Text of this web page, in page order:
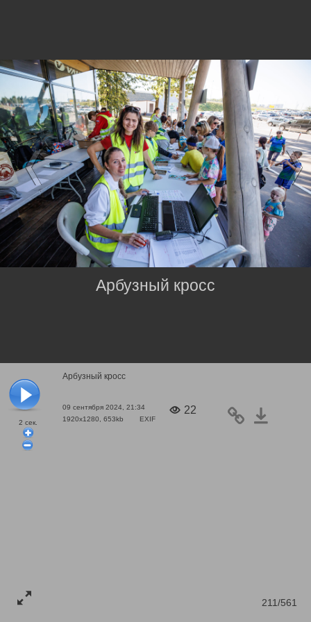
2 сек.
Арбузный кросс
09 сентября 2024, 21:34
1920x1280, 653kb
EXIF
22
211/561
Арбузный кросс